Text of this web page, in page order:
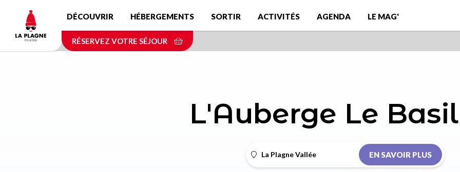
contenu
principal
DÉCOUVRIR HÉBERGEMENTS SORTIR ACTIVITÉS AGENDA LE MAG'
RÉSERVEZ VOTRE SÉJOUR
L'Auberge Le
La Plagne Vallée EN SAVOIR PLUS